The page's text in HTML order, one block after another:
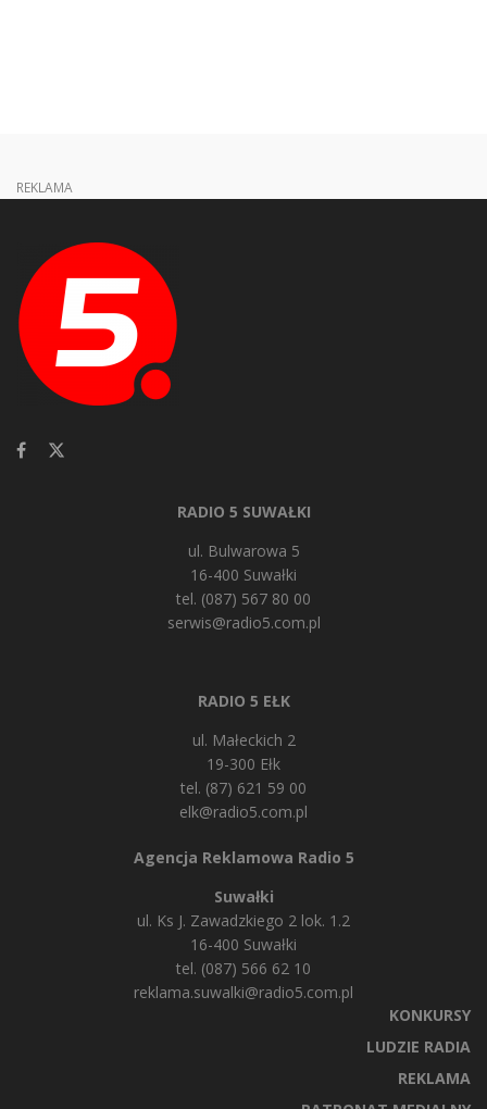
REKLAMA
RADIO 5 SUWAŁKI
ul. Bulwarowa 5
16-400 Suwałki
tel. (087) 567 80 00
serwis@radio5.com.pl
RADIO 5 EŁK
ul. Małeckich 2
19-300 Ełk
tel. (87) 621 59 00
elk@radio5.com.pl
Agencja Reklamowa Radio 5
Suwałki
ul. Ks J. Zawadzkiego 2 lok. 1.2
16-400 Suwałki
tel. (087) 566 62 10
reklama.suwalki@radio5.com.pl
KONKURSY
LUDZIE RADIA
REKLAMA